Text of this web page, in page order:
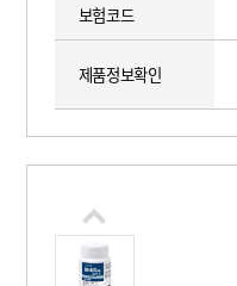
보험코드
제품정보확인